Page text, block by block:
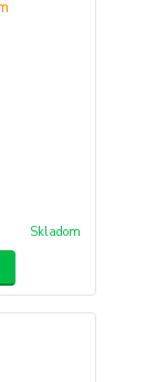
Skladom